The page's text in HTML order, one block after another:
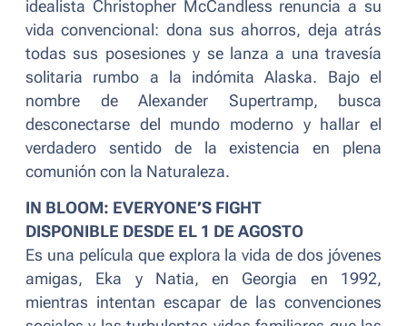
idealista Christopher McCandless renuncia a su
vida convencional: dona sus ahorros, deja atrás
todas sus posesiones y se lanza a una travesía
solitaria rumbo a la indómita Alaska. Bajo el
nombre de Alexander Supertramp, busca
desconectarse del mundo moderno y hallar el
verdadero sentido de la existencia en plena
comunión con la Naturaleza.
IN BLOOM: EVERYONE’S FIGHT
DISPONIBLE DESDE EL 1 DE AGOSTO
Es una película que explora la vida de dos jóvenes
amigas, Eka y Natia, en Georgia en 1992,
mientras intentan escapar de las convenciones